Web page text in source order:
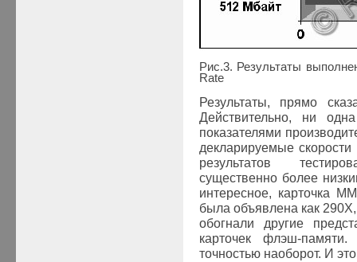
Рис.3. Результаты
Rate
Результаты, прямо
Действительно, ни
показателями
декларируемые
результатов
существенно более
интересное, карточка
была объявлена как
обогнали другие
карточек флэш-
точностью наоборот. И